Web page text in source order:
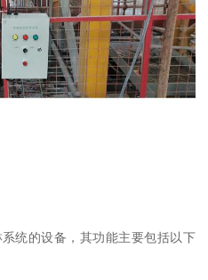
统的设备，其功能主要包括以下